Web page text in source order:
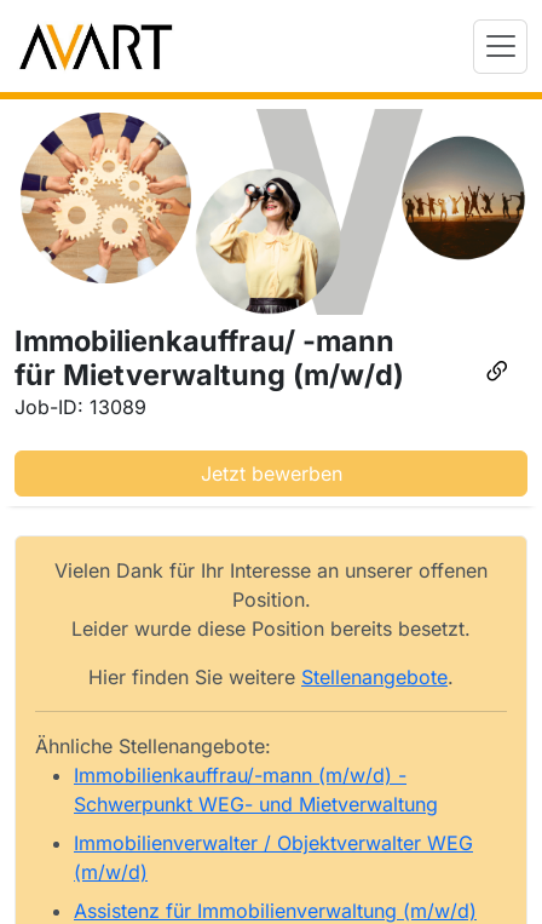
Immobilienkauffrau/ -mann
für Mietverwaltung (m/w/d)
Job-ID: 13089
Jetzt bewerben
Vielen Dank für Ihr Interesse an unserer offenen
Position.
Leider wurde diese Position bereits besetzt.
Hier finden Sie weitere Stellenangebote.
Ähnliche Stellenangebote:
Immobilienkauffrau/-mann (m/w/d) -
Schwerpunkt WEG- und Mietverwaltung
Immobilienverwalter / Objektverwalter WEG
(m/w/d)
Assistenz für Immobilienverwaltung (m/w/d)